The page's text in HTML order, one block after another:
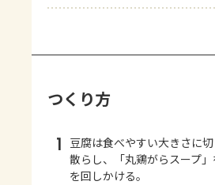
つくり方
1 豆腐は食べやすい大きさに
散らし、「丸鶏がらスープ
を回しかける。